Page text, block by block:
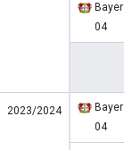
Bayer
04
2023/2024
Bayer
04